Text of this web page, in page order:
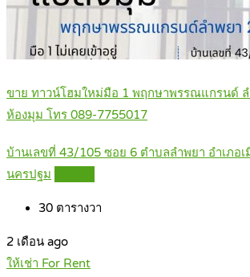
ขาย ทาวน์โฮมใหม่มือ 1 พฤกษาพรรณแกรนด์
ห้องมุม โทร 089-7755017
บ้านเลขที่ 43/105 ซอย 6 ตำบลลำพยา อำเภอ
นครปฐม
30 ตารางวา
2 เดือน ago
ให้เช่า For Rent